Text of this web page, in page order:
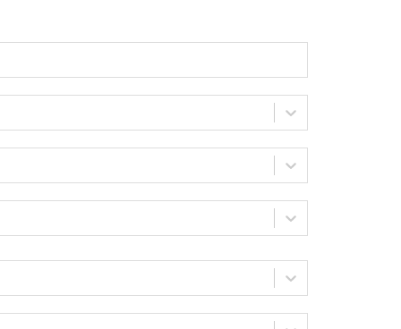
STAMPA FONDI ESTERNI